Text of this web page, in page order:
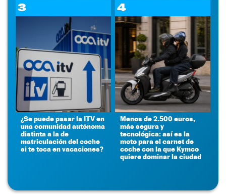
3
¿Se puede pasar la ITV en
una comunidad autónoma
distinta a la de
matriculación del coche
si te toca en vacaciones?
4
Menos de 2.500 euros,
más segura y
tecnológica: así es la
moto para el carnet de
coche con la que Kymco
quiere dominar la ciudad